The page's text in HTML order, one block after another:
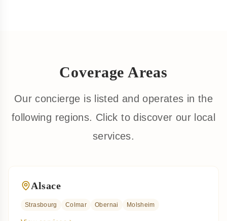
Coverage Areas
Our concierge is listed and operates in the
following regions. Click to discover our local
services.
Alsace
Strasbourg Colmar Obernai Molsheim